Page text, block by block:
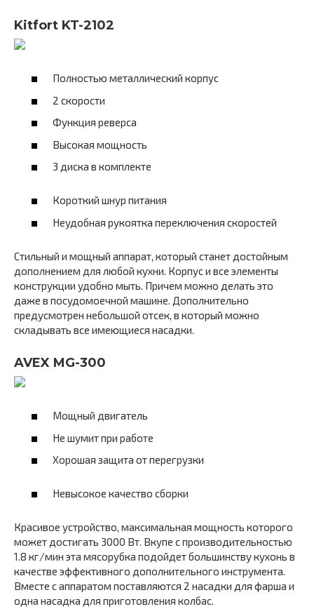
Kitfort KT-2102
Полностью металлический корпус
2 скорости
Функция реверса
Высокая мощность
3 диска в комплекте
Короткий шнур питания
Неудобная рукоятка переключения скоростей
Стильный и мощный аппарат, который станет достойным
дополнением для любой кухни. Корпус и все элементы
конструкции удобно мыть. Причем можно делать это
даже в посудомоечной машине. Дополнительно
предусмотрен небольшой отсек, в который можно
складывать все имеющиеся насадки.
AVEX MG-300
Мощный двигатель
Не шумит при работе
Хорошая защита от перегрузки
Невысокое качество сборки
Красивое устройство, максимальная мощность которого
может достигать 3000 Вт. Вкупе с производительностью
1.8 кг/мин эта мясорубка подойдет большинству кухонь в
качестве эффективного дополнительного инструмента.
Вместе с аппаратом поставляются 2 насадки для фарша и
одна насадка для приготовления колбас.